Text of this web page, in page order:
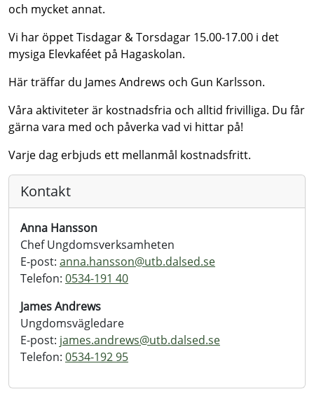
och mycket annat.
Vi har öppet Tisdagar & Torsdagar 15.00-17.00 i det
mysiga Elevkaféet på Hagaskolan.
Här träffar du James Andrews och Gun Karlsson.
Våra aktiviteter är kostnadsfria och alltid frivilliga. Du får
gärna vara med och påverka vad vi hittar på!
Varje dag erbjuds ett mellanmål kostnadsfritt.
Kontakt
Anna Hansson
Chef Ungdomsverksamheten
E-post: anna.hansson@utb.dalsed.se
Telefon: 0534-191 40
James Andrews
Ungdomsvägledare
E-post: james.andrews@utb.dalsed.se
Telefon: 0534-192 95